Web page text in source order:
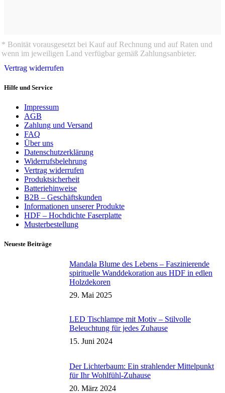
* Bonität vorausgesetzt bei Kauf auf Rechnung und auf Raten und
wenn im jeweiligen Land verfügbar gemäß Zahlungsanbieter.
Vertrag widerrufen
Hilfe und Service
Impressum
AGB
Zahlung und Versand
FAQ
Über uns
Datenschutzerklärung
Widerrufsbelehrung
Vertrag widerrufen
Produktsicherheit
Batteriehinweise
B2B – Geschäftskunden
Informationen unserer Produkte
HDF – Hochdichte Faserplatte
Musterbestellung
Neueste Beiträge
Mandala Blume des Lebens – Faszinierende
spirituelle Wanddekoration aus HDF in edlen
Holzdekoren
29. Mai 2025
LED Tischlampe mit Motiv – Stilvolle
Beleuchtung für jedes Zuhause
15. Juni 2024
Der Lichterbaum: Ein strahlender Mittelpunkt
für Ihr Wohlfühl-Zuhause
20. März 2024